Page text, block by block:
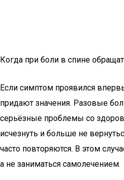
Когда при боли в спине
Если симптом проявился
придают значения. Разовые
серьёзные проблемы со
исчезнуть и больше не
часто повторяются. В этом
а не заниматься самолечением.